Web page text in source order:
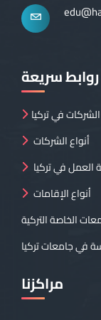
روابط سريعة
في تركيا
أنواع الشركات
العمل في تركيا
أنواع الإقامات
الخاصة التركية
في جامعات تركيا
مراكزنا